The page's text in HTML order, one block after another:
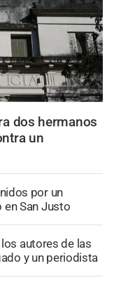
dos hermanos
un
por un
San Justo
autores de las
y un periodista